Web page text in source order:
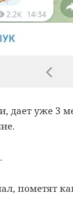
дает уже 3
пометят